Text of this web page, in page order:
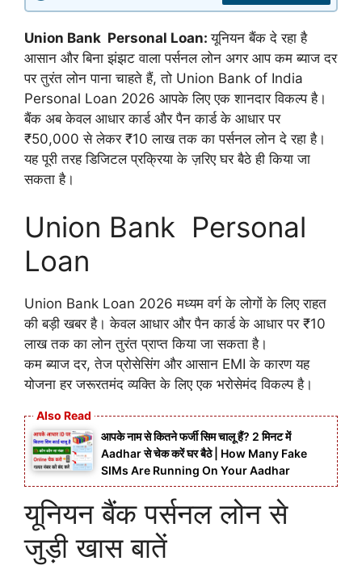
Union Bank Personal Loan:यूनियन बैंक दे रहा है
आसान और बिना झंझट वाला पर्सनल लोन अगर आप कम ब्याज दर
पर तुरंत लोन पाना चाहते हैं, तो Union Bank of India
Personal Loan 2026 आपके लिए एक शानदार विकल्प है।
बैंक अब केवल आधार कार्ड और पैन कार्ड के आधार पर
₹50,000 से लेकर ₹10 लाख तक का पर्सनल लोन दे रहा है।
यह पूरी तरह डिजिटल प्रक्रिया के ज़रिए घर बैठे ही किया जा
सकता है।
Union Bank Personal
Loan
Union Bank Loan 2026 मध्यम वर्ग के लोगों के लिए राहत
की बड़ी खबर है। केवल आधार और पैन कार्ड के आधार पर ₹10
लाख तक का लोन तुरंत प्राप्त किया जा सकता है।
कम ब्याज दर, तेज प्रोसेसिंग और आसान EMI के कारण यह
योजना हर जरूरतमंद व्यक्ति के लिए एक भरोसेमंद विकल्प है।
आपके नाम से कितने फर्जी सिम चालू हैं? 2 मिनट में
Aadhar से चेक करें घर बैठे | How Many Fake
SIMs Are Running On Your Aadhar
यूनियन बैंक पर्सनल लोन से
जुड़ी खास बातें